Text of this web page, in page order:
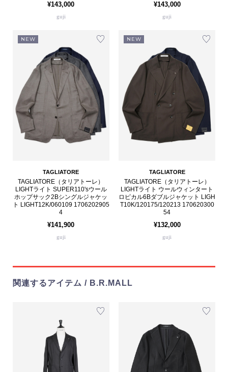
¥143,000
guji
¥143,000
guji
NEW
TAGLIATORE
TAGLIATORE（タリアトーレ）
LIGHTライト SUPER110'sウール
ホップサック2Bシングルジャケッ
ト LIGHT12K/060109 1706202905
4
¥141,900
guji
NEW
TAGLIATORE
TAGLIATORE（タリアトーレ）
LIGHTライト ウールウィンタート
ロピカル6Bダブルジャケット LIGH
T10K/120175/120213 170620300
54
¥132,000
guji
関連するアイテム / B.R.MALL